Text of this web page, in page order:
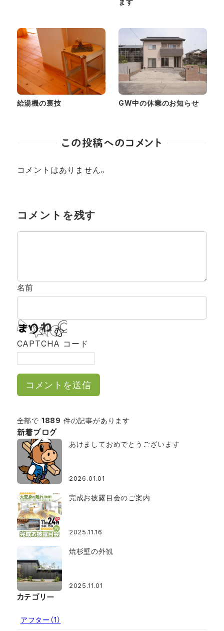
ます
給湯機の裏技 GW中の休業のお知らせ
この投稿へのコメント
コメントはありません。
コメントを残す
名前
CAPTCHA コード
全部で 1889 件の記事があります
新着ブログ
あけましておめでとうございます
2026.01.01
完成お披露目会のご案内
2025.11.16
焼杉壁の外観
2025.11.01
カテゴリー
アフター （1）